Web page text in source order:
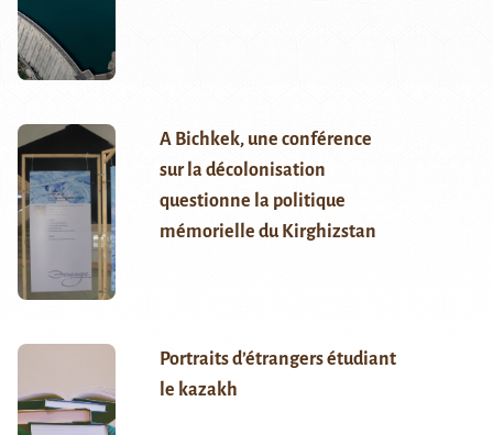
A Bichkek, une conférence
sur la décolonisation
questionne la politique
mémorielle du Kirghizstan
Portraits d’étrangers étudiant
le kazakh